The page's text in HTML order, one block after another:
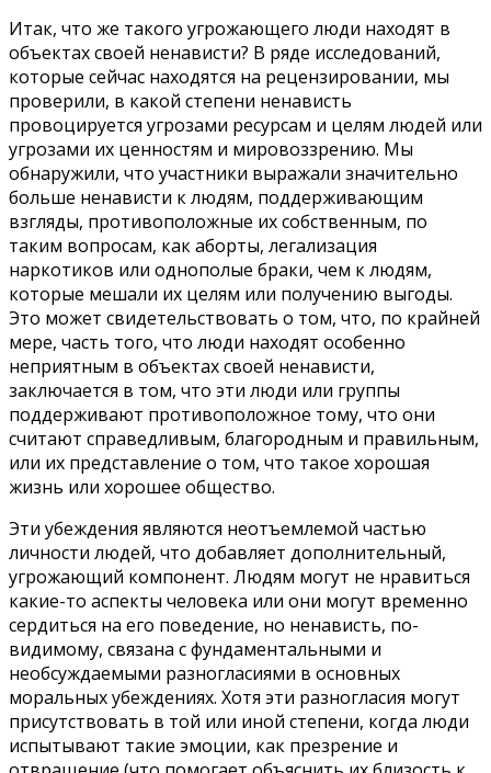
Итак, что же такого угрожающего люди находят в
объектах своей ненависти? В ряде исследований,
которые сейчас находятся на рецензировании, мы
проверили, в какой степени ненависть
провоцируется угрозами ресурсам и целям людей или
угрозами их ценностям и мировоззрению. Мы
обнаружили, что участники выражали значительно
больше ненависти к людям, поддерживающим
взгляды, противоположные их собственным, по
таким вопросам, как аборты, легализация
наркотиков или однополые браки, чем к людям,
которые мешали их целям или получению выгоды.
Это может свидетельствовать о том, что, по крайней
мере, часть того, что люди находят особенно
неприятным в объектах своей ненависти,
заключается в том, что эти люди или группы
поддерживают противоположное тому, что они
считают справедливым, благородным и правильным,
или их представление о том, что такое хорошая
жизнь или хорошее общество.
Эти убеждения являются неотъемлемой частью
личности людей, что добавляет дополнительный,
угрожающий компонент. Людям могут не нравиться
какие-то аспекты человека или они могут временно
сердиться на его поведение, но ненависть, по-
видимому, связана с фундаментальными и
необсуждаемыми разногласиями в основных
моральных убеждениях. Хотя эти разногласия могут
присутствовать в той или иной степени, когда люди
испытывают такие эмоции, как презрение и